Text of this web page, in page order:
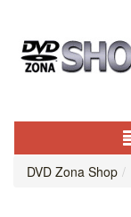
DVD Zona Shop